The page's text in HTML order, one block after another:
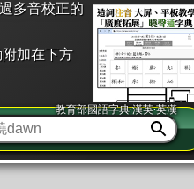
多音校正的
加在下方
詢「同注音」或「同筆畫」。
連續查詢」此字詞的解釋，不
教育部國語字典·漢英·英漢